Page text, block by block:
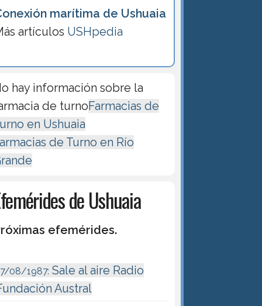
marí­tima de Ushuaia
artículos USHpedia
hay información sobre la
de turnoFarmacias de
en Ushuaia
de Turno en Río
de Ushuaia
efemérides.
08/1987: Sale al aire Radio
Austral